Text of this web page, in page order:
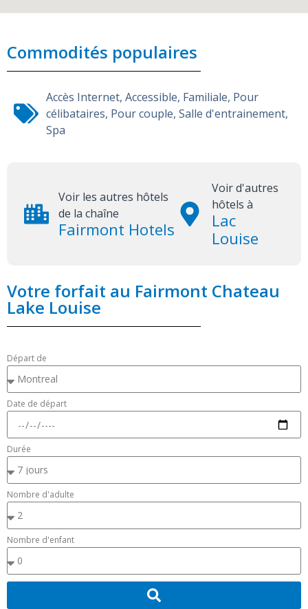
Commodités populaires
Accès Internet, Accessible, Familiale, Pour
célibataires, Pour couple, Salle d'entrainement,
Spa
Voir les autres hôtels
de la chaîne
Fairmont Hotels
Voir d'autres
hôtels à
Lac
Louise
Votre forfait au Fairmont Chateau
Lake Louise
Départ de
Date de départ
Durée
Nombre d'adulte
Nombre d'enfant